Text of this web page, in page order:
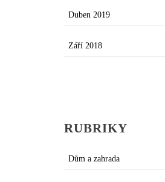
Duben 2019
Září 2018
RUBRIKY
Dům a zahrada